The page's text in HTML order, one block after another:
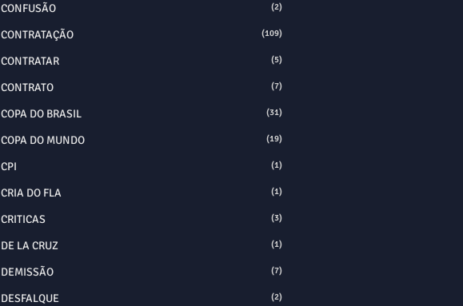
CONFUSÃO (2)
CONTRATAÇÃO (109)
CONTRATAR (5)
CONTRATO (7)
COPA DO BRASIL (31)
COPA DO MUNDO (19)
CPI (1)
CRIA DO FLA (1)
CRITICAS (3)
DE LA CRUZ (1)
DEMISSÃO (7)
DESFALQUE (2)